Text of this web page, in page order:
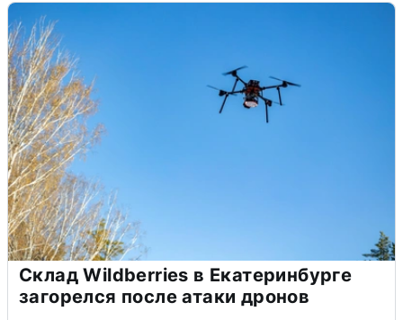
Склад Wildberries в Екатеринбурге
загорелся после атаки дронов